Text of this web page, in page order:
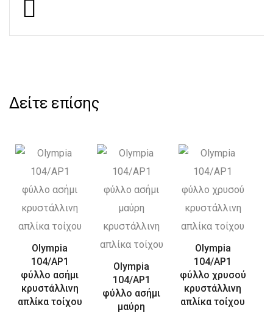
Δείτε επίσης
Olympia
104/AP1
φύλλο ασήμι
κρυστάλλινη
απλίκα τοίχου
Olympia
104/AP1
φύλλο ασήμι
μαύρη
Olympia
104/AP1
φύλλο χρυσού
κρυστάλλινη
απλίκα τοίχου